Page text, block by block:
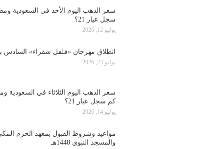
سعر الذهب اليوم الأحد في السعودية
سجل عيار 21؟
يوليو 12, 2026
انطلاق مهرجان «فلفل شقراء» السادس
يوليو 23, 2026
سعر الذهب اليوم الثلاثاء في السعودية
كم سجل عيار 21؟
يوليو 14, 2026
مواعيد وشروط القبول بمعهد الحرم
والمسجد النبوي 1448هـ